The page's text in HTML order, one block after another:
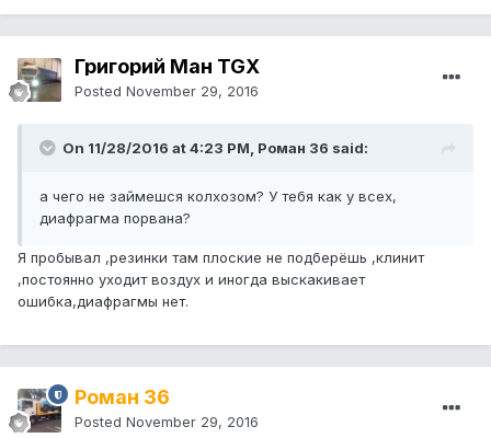
Григорий Ман TGX
Posted November 29, 2016
On 11/28/2016 at 4:23 PM, Роман 36 said:
а чего не займешся колхозом? У тебя как у всех,
диафрагма порвана?
Я пробывал ,резинки там плоские не подберёшь ,клинит
,постоянно уходит воздух и иногда выскакивает
ошибка,диафрагмы нет.
Роман 36
Posted November 29, 2016